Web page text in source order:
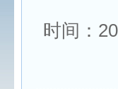
时间：